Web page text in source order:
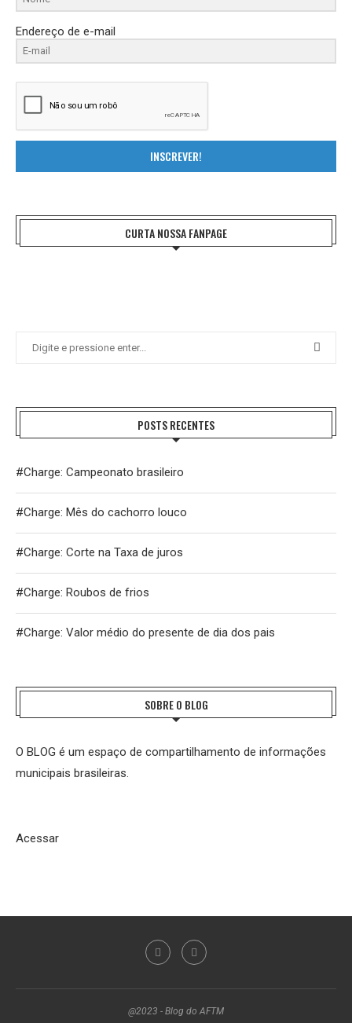
Endereço de e-mail
INSCREVER!
CURTA NOSSA FANPAGE
POSTS RECENTES
#Charge: Campeonato brasileiro
#Charge: Mês do cachorro louco
#Charge: Corte na Taxa de juros
#Charge: Roubos de frios
#Charge: Valor médio do presente de dia dos pais
SOBRE O BLOG
O BLOG é um espaço de compartilhamento de informações
municipais brasileiras.
Acessar
@2023 - Blog do AFTM